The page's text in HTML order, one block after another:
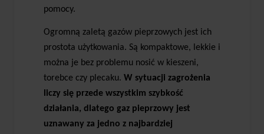
pomocy.
Ogromną zaletą gazów pieprzowych jest ich
prostota użytkowania. Są kompaktowe, lekkie i
można je bez problemu nosić w kieszeni,
torebce czy plecaku. W sytuacji zagrożenia
liczy się przede wszystkim szybkość
działania, dlatego gaz pieprzowy jest
uznawany za jedno z najbardziej